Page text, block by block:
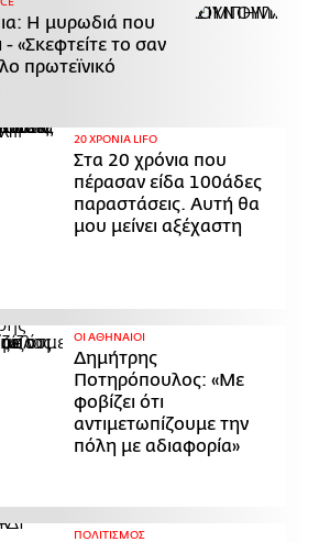
Η μυρωδιά που
- «Σκεφτείτε το σαν
πρωτεϊνικό
20 ΧΡΟΝΙΑ LIFO
Στα 20 χρόνια που
πέρασαν είδα 100άδες
παραστάσεις. Αυτή θα
μου μείνει αξέχαστη
ΟΙ ΑΘΗΝΑΙΟΙ
Δημήτρης
Ποτηρόπουλος: «Με
φοβίζει ότι
αντιμετωπίζουμε την
πόλη με αδιαφορία»
ΠΟΛΙΤΙΣΜΟΣ